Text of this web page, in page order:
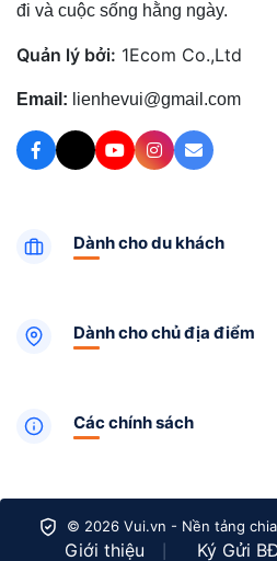
đi và cuộc sống hằng ngày.
Quản lý bởi: 1Ecom Co.,Ltd
Email: lienhevui@gmail.com
Dành cho du khách
Dành cho chủ địa điểm
Các chính sách
© 2026 Vui.vn - Nền tảng
Giới thiệu Ký Gửi